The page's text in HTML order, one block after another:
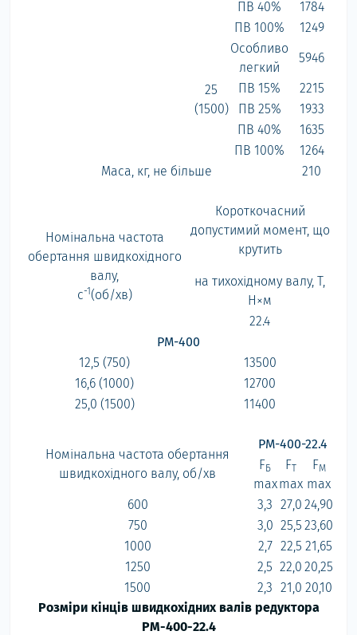
ПВ 40%
1784
ПВ 100%
1249
25
(1500)
Особливо
легкий
5946
ПВ 15%
2215
ПВ 25%
1933
ПВ 40%
1635
ПВ 100%
1264
Маса, кг, не більше
210
Номінальна частота
обертання швидкохідного
валу,
с-1(об/хв)
Короткочасний
допустимий момент, що
крутить
на тихохідному валу, Т,
Н×м
22.4
РМ-400
12,5 (750)
13500
16,6 (1000)
12700
25,0 (1500)
11400
Номінальна частота обертання
швидкохідного валу, об/хв
РМ-400-22.4
FБ
max
FТ
max
FM
max
600
3,3 27,0 24,90
750
3,0 25,5 23,60
1000
2,7 22,5 21,65
1250
2,5 22,0 20,25
1500
2,3 21,0 20,10
Розміри кінців швидкохідних валів редуктора
РМ-400-22.4